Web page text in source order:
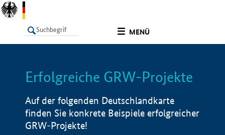
MENÜ
LISTE Info
Erfolgreiche GRW-Projekte
Auf der folgenden Deutschlandkarte
finden Sie konkrete Beispiele erfolgreicher
GRW-Projekte!